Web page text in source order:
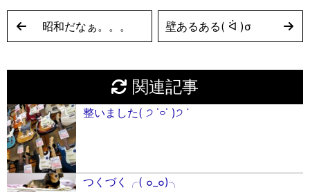
昭和だなぁ。。。 壁あるある( ᐛ )σ
関連記事
整いました( ੭ ˙࿁˙ )੭ ᐝ
つくづく╭( ๐_๐)╮